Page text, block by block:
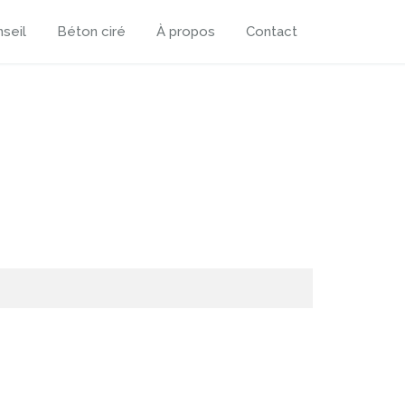
Béton ciré À propos Contact